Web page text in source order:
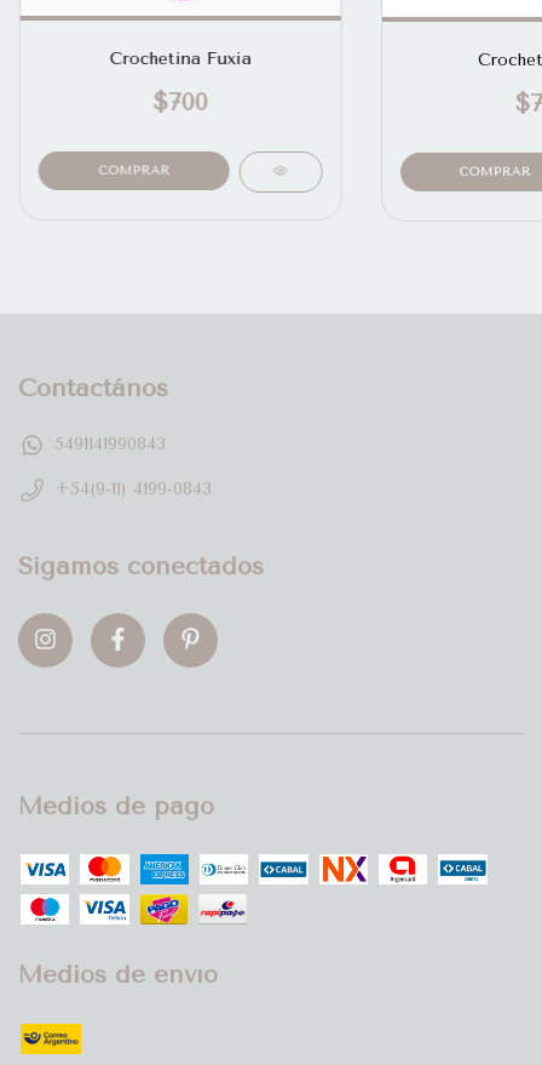
Crochetina Fuxia
$700
Contactános
5491141990843
+54(9-11) 4199-0843
Sigamos conectados
Medios de pago
Medios de envío